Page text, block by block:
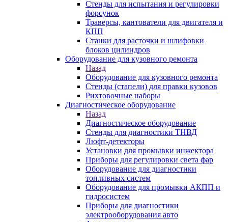
Стенды для испытания и регулировки
форсунок
Траверсы, кантователи для двигателя и
КПП
Станки для расточки и шлифовки
блоков цилиндров
Оборудование для кузовного ремонта
Назад
Оборудование для кузовного ремонта
Стенды (стапели) для правки кузовов
Рихтовочные наборы
Диагностическое оборудование
Назад
Диагностическое оборудование
Стенды для диагностики ТНВД
Люфт-детекторы
Установки для промывки инжектора
Приборы для регулировки света фар
Оборудование для диагностики
топливных систем
Оборудование для промывки АКПП и
гидросистем
Приборы для диагностики
электрооборудования авто